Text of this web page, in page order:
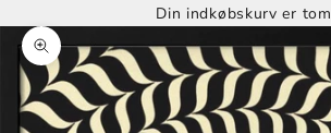
Din indkøbskurv er tom
Zoom